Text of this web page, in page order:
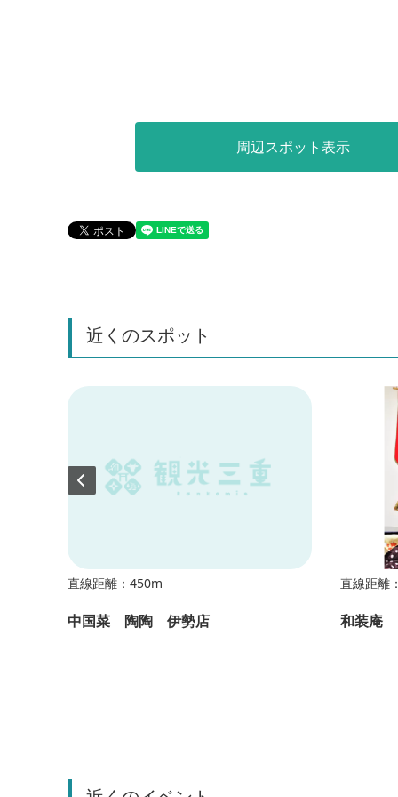
周辺スポット表示
近くのスポット
直線距離：450m
中国菜 陶陶 伊勢店
直線距離
和装庵